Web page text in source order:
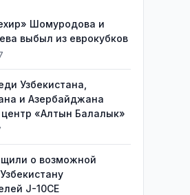
Шомуродова и
выбыл из еврокубков
Узбекистана,
и Азербайджана
«Алтын Балалык»
о возможной
J-10CE